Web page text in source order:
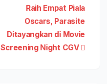
Raih Empat Piala
Oscars, Parasite
Ditayangkan di Movie
Screening Night CGV